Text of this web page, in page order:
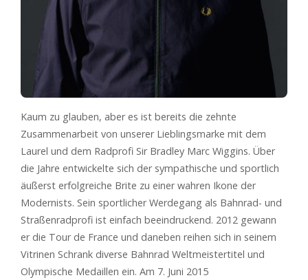
Kaum zu glauben, aber es ist bereits die zehnte
Zusammenarbeit von unserer Lieblingsmarke mit dem
Laurel und dem Radprofi Sir Bradley Marc Wiggins. Über
die Jahre entwickelte sich der sympathische und sportlich
äußerst erfolgreiche Brite zu einer wahren Ikone der
Modernists. Sein sportlicher Werdegang als Bahnrad- und
Straßenradprofi ist einfach beeindruckend. 2012 gewann
er die Tour de France und daneben reihen sich in seinem
Vitrinen Schrank diverse Bahnrad Weltmeistertitel und
Olympische Medaillen ein. Am 7. Juni 2015